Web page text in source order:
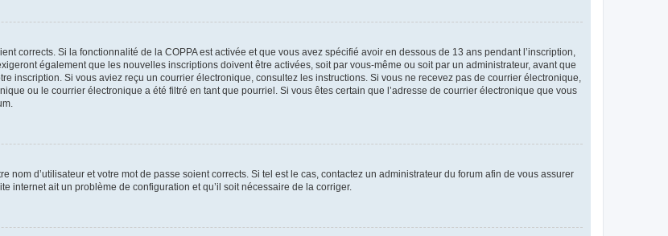
corrects. Si la fonctionnalité de la COPPA est activée et que vous avez spécifié avoir en dessous de 13 ans pendant l’inscription,
également que les nouvelles inscriptions doivent être activées, soit par vous-même ou soit par un administrateur, avant que
inscription. Si vous aviez reçu un courrier électronique, consultez les instructions. Si vous ne recevez pas de courrier électronique,
ou le courrier électronique a été filtré en tant que pourriel. Si vous êtes certain que l’adresse de courrier électronique que vous
nom d’utilisateur et votre mot de passe soient corrects. Si tel est le cas, contactez un administrateur du forum afin de vous assurer
internet ait un problème de configuration et qu’il soit nécessaire de la corriger.